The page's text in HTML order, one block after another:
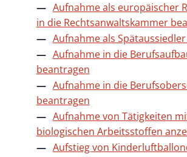
Aufnahme als europäischer
in die Rechtsanwaltskammer
Aufnahme als
Aufnahme in die
beantragen
Aufnahme in die
beantragen
Aufnahme von Tätigkeiten
biologischen Arbeitsstoffen
Aufstieg von